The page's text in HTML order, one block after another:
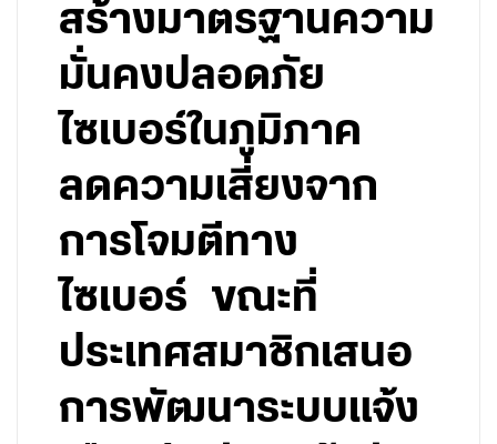
สร้างมาตรฐานความ
มั่นคงปลอดภัย
ไซเบอร์ในภูมิภาค
ลดความเสี่ยงจาก
การโจมตีทาง
ไซเบอร์ ขณะที่
ประเทศสมาชิกเสนอ
การพัฒนาระบบแจ้ง